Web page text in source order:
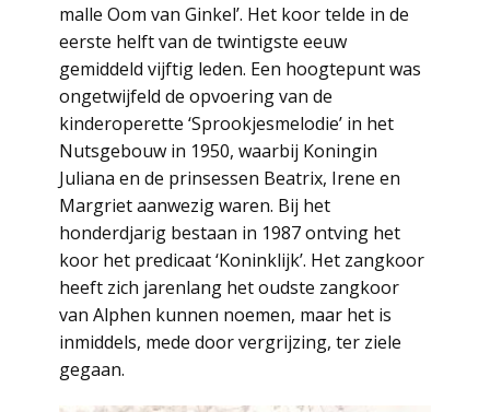
malle Oom van Ginkel’. Het koor telde in de
eerste helft van de twintigste eeuw
gemiddeld vijftig leden. Een hoogtepunt was
ongetwijfeld de opvoering van de
kinderoperette ‘Sprookjesmelodie’ in het
Nutsgebouw in 1950, waarbij Koningin
Juliana en de prinsessen Beatrix, Irene en
Margriet aanwezig waren. Bij het
honderdjarig bestaan in 1987 ontving het
koor het predicaat ‘Koninklijk’. Het zangkoor
heeft zich jarenlang het oudste zangkoor
van Alphen kunnen noemen, maar het is
inmiddels, mede door vergrijzing, ter ziele
gegaan.